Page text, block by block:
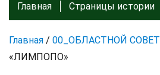
Главная Страницы истории
Главная / 00_ОБЛАСТНОЙ СОВЕТ
«ЛИМПОПО»